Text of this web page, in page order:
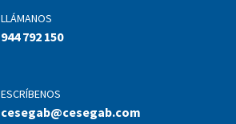
LLÁMANOS
944 792 150
ESCRÍBENOS
cesegab@cesegab.com